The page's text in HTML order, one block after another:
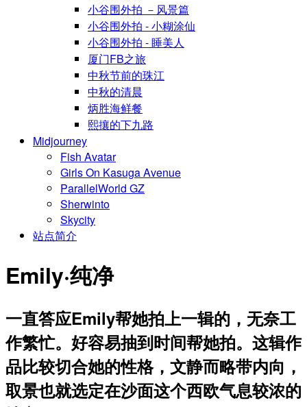
小谷围外拍 －风景篇
小谷围外拍 - 小糊涂仙
小谷围外拍 - 睡美人
厦门FB之旅
中秋节前的珠江
中秋的清晨
炳胜海鲜餐
熙攘的下九路
Midjourney
Fish Avatar
Girls On Kasuga Avenue
ParallelWorld GZ
Sherwinto
Skycity
站点简介
Emily·纯净
一直答应Emily帮她拍上一辑的，无奈工
作繁忙。好容易抽到时间帮她拍。这辑作
品比较切合她的性格，文静而略带内向，
取景也就选定在沙面这个西欧气息较浓的